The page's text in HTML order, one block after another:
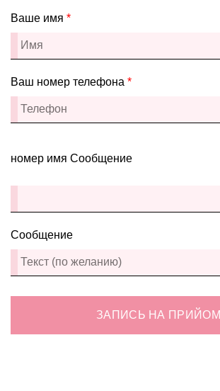
Ваше имя *
Ваш номер телефона *
номер имя Сообщение
Сообщение
ЗАПИСЬ НА ПРИЙОМ